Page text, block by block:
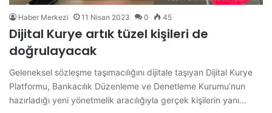
Haber Merkezi 11 Nisan 2023 0 45
Dijital Kurye artık tüzel kişileri de
doğrulayacak
Geleneksel sözleşme taşımacılığını dijitale taşıyan Dijital Kurye
Platformu, Bankacılık Düzenleme ve Denetleme Kurumu’nun
hazırladığı yeni yönetmelik aracılığıyla gerçek kişilerin yanı…